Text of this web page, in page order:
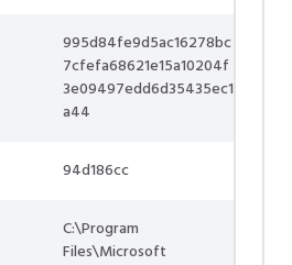
995d84fe9d5ac16278bc
7cfefa68621e15a10204f
3e09497edd6d35435ec1
a44
94d186cc
C:\Program
Files\Microsoft